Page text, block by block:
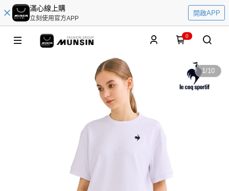
滿心線上購
立刻使用官方APP
開啟APP
0
1/10